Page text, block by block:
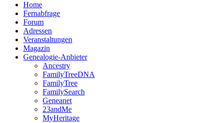
Home
Fernabfrage
Forum
Adressen
Veranstaltungen
Magazin
Genealogie-Anbieter
Ancestry
FamilyTreeDNA
FamilyTree
FamilySearch
Geneanet
23andMe
MyHeritage